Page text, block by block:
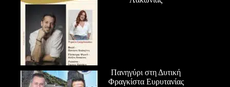
Πανηγύρι στη Δυτική
Φραγκίστα Ευρυτανίας